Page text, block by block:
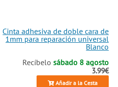
Cinta adhesiva de doble cara de
1mm para reparación universal
Blanco
Recíbelo sábado 8 agosto
3.99€
Añadir a la Cesta